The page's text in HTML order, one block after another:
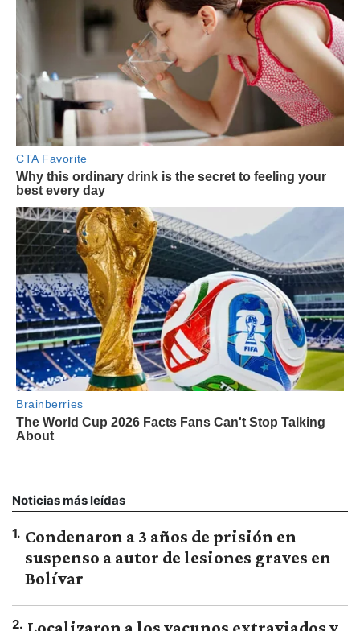
Noticias más leídas
1. Condenaron a 3 años de prisión en
suspenso a autor de lesiones graves en
Bolívar
2.